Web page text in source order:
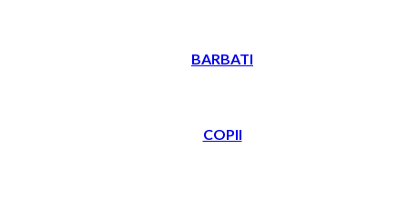
BARBATI
COPII